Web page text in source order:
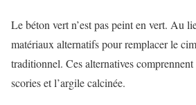
Le béton vert n’est pas peint en vert. Au
matériaux alternatifs pour remplacer le
traditionnel. Ces alternatives
scories et l’argile calcinée.